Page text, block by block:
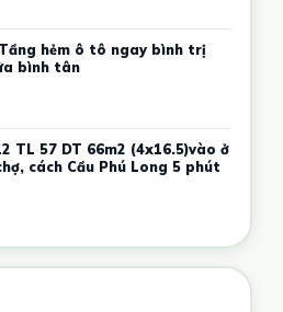
hẻm ô tô ngay bình trị
bình tân
(4x16.5)vào ở
cách Cầu Phú Long 5 phút